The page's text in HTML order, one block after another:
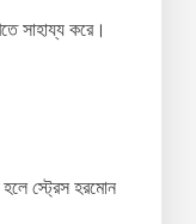
সাহায্য করে।
স্ট্রেস হরমোন